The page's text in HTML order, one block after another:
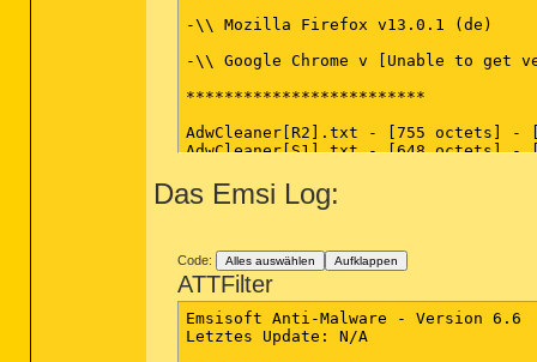
-\\ Mozilla Firefox v13.0.1 (de)
-\\ Google Chrome v [Unable to get
*************************
AdwCleaner[R2].txt - [755 octets] -
AdwCleaner[S1].txt - [648 octets] -
########## EOF -
Das Emsi Log:
Code: Alles auswählen Aufklappen
ATTFilter
Emsisoft Anti-Malware - Version 6.6
Letztes Update: N/A